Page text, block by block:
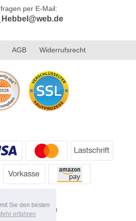
Sie den besten
erfahren
per E-Mail:
AGB Widerrufsrecht